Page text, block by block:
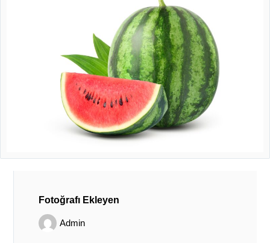
Fotoğrafı Ekleyen
Admin